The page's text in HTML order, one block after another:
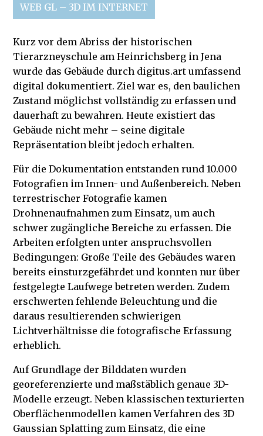
WEB GL – 3D IM INTERNET
Kurz vor dem Abriss der historischen
Tierarzneyschule am Heinrichsberg in Jena
wurde das Gebäude durch digitus.art umfassend
digital dokumentiert. Ziel war es, den baulichen
Zustand möglichst vollständig zu erfassen und
dauerhaft zu bewahren. Heute existiert das
Gebäude nicht mehr – seine digitale
Repräsentation bleibt jedoch erhalten.
Für die Dokumentation entstanden rund 10.000
Fotografien im Innen- und Außenbereich. Neben
terrestrischer Fotografie kamen
Drohnenaufnahmen zum Einsatz, um auch
schwer zugängliche Bereiche zu erfassen. Die
Arbeiten erfolgten unter anspruchsvollen
Bedingungen: Große Teile des Gebäudes waren
bereits einsturzgefährdet und konnten nur über
festgelegte Laufwege betreten werden. Zudem
erschwerten fehlende Beleuchtung und die
daraus resultierenden schwierigen
Lichtverhältnisse die fotografische Erfassung
erheblich.
Auf Grundlage der Bilddaten wurden
georeferenzierte und maßstäblich genaue 3D-
Modelle erzeugt. Neben klassischen texturierten
Oberflächenmodellen kamen Verfahren des 3D
Gaussian Splatting zum Einsatz, die eine